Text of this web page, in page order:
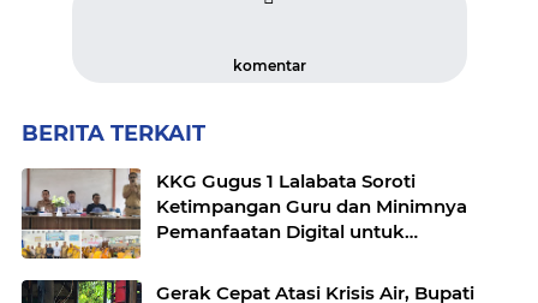
komentar
BERITA TERKAIT
KKG Gugus 1 Lalabata Soroti
Ketimpangan Guru dan Minimnya
Pemanfaatan Digital untuk
Gerak Cepat Atasi Krisis Air, Bupati